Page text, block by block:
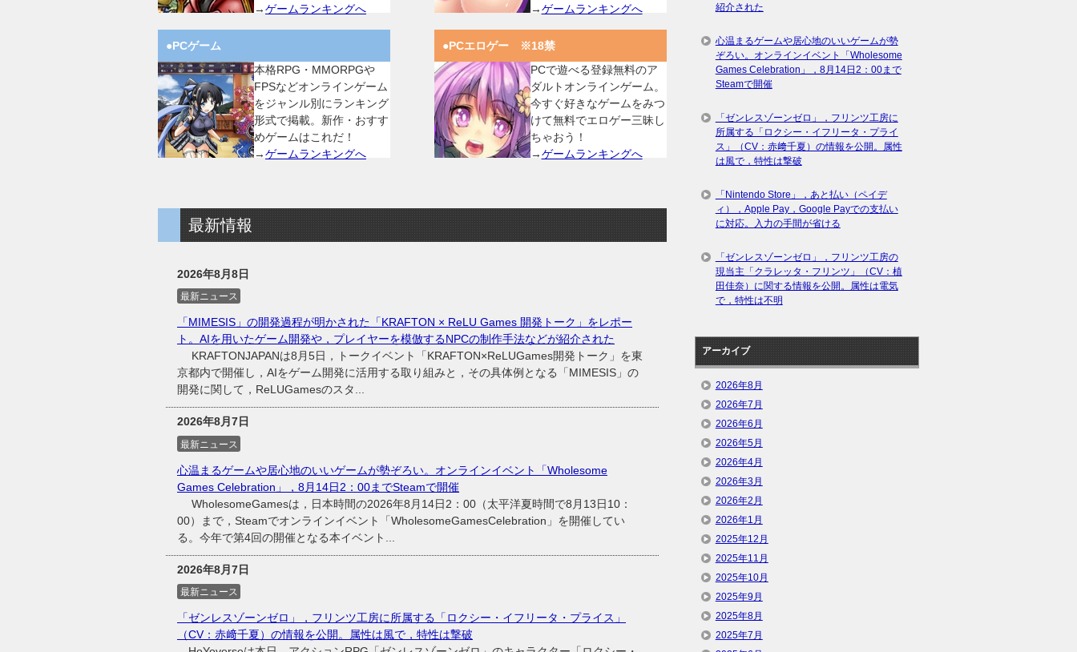
→ゲームランキングへ
→ゲームランキングへ
●PCゲーム
本格RPG・MMORPGや
FPSなどオンラインゲーム
をジャンル別にランキング
形式で掲載。新作・おすす
めゲームはこれだ！
→ゲームランキングへ
●PCエロゲー ※18禁
PCで遊べる登録無料のア
ダルトオンラインゲーム。
今すぐ好きなゲームをみつ
けて無料でエロゲー三昧し
ちゃおう！
→ゲームランキングへ
最新情報
2026年8月8日
最新ニュース
「MIMESIS」の開発過程が明かされた「KRAFTON × ReLU Games 開発トーク」をレポー
ト。AIを用いたゲーム開発や，プレイヤーを模倣するNPCの制作手法などが紹介された
KRAFTONJAPANは8月5日，トークイベント「KRAFTON×ReLUGames開発トーク」を東
京都内で開催し，AIをゲーム開発に活用する取り組みと，その具体例となる「MIMESIS」の
開発に関して，ReLUGamesのスタ...
2026年8月7日
最新ニュース
心温まるゲームや居心地のいいゲームが勢ぞろい。オンラインイベント「Wholesome
Games Celebration」，8月14日2：00までSteamで開催
WholesomeGamesは，日本時間の2026年8月14日2：00（太平洋夏時間で8月13日10：
00）まで，Steamでオンラインイベント「WholesomeGamesCelebration」を開催してい
る。今年で第4回の開催となる本イベント...
2026年8月7日
最新ニュース
「ゼンレスゾーンゼロ」，フリンツ工房に所属する「ロクシー・イフリータ・プライス」
（CV：赤﨑千夏）の情報を公開。属性は風で，特性は撃破
紹介された
心温まるゲームや居心地のいいゲームが勢
ぞろい。オンラインイベント「Wholesome
Games Celebration」，8月14日2：00まで
Steamで開催
「ゼンレスゾーンゼロ」，フリンツ工房に
所属する「ロクシー・イフリータ・プライ
ス」（CV：赤﨑千夏）の情報を公開。属性
は風で，特性は撃破
「Nintendo Store」，あと払い（ペイデ
ィ），Apple Pay，Google Payでの支払い
に対応。入力の手間が省ける
「ゼンレスゾーンゼロ」，フリンツ工房の
現当主「クラレッタ・フリンツ」（CV：植
田佳奈）に関する情報を公開。属性は電気
で，特性は不明
アーカイブ
2026年8月
2026年7月
2026年6月
2026年5月
2026年4月
2026年3月
2026年2月
2026年1月
2025年12月
2025年11月
2025年10月
2025年9月
2025年8月
2025年7月